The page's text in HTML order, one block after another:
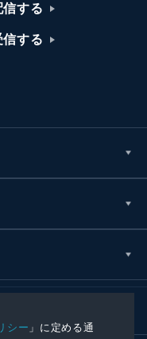
シー 」に定める通
する
する